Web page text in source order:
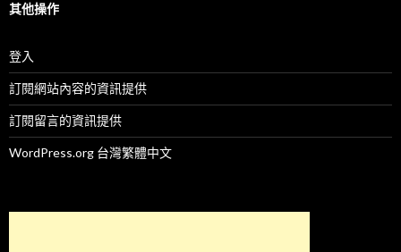
其他操作
登入
訂閱網站內容的資訊提供
訂閱留言的資訊提供
WordPress.org 台灣繁體中文